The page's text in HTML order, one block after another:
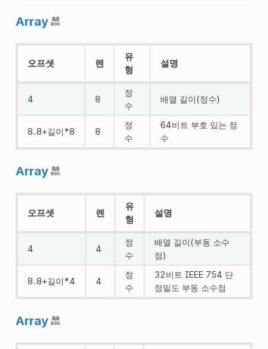
Array
오프셋 렌
유
형
설명
4 8
정
수
배열 길이(정수)
8..8+길이*8 8
정
수
64비트 부호 있는 정
수
Array
오프셋 렌
유
형
설명
4 4
정
수
배열 길이(부동 소수
점)
8..8+길이*4 4
정
수
32비트 IEEE 754 단
정밀도 부동 소수점
Array